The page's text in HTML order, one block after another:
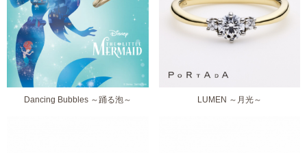
Dancing Bubbles ～踊る泡～ LUMEN ～月光～